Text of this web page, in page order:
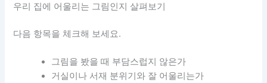
우리 집에 어울리는 그림인지 살펴보기
다음 항목을 체크해 보세요.
그림을 봤을 때 부담스럽지 않은가
거실이나 서재 분위기와 잘 어울리는가